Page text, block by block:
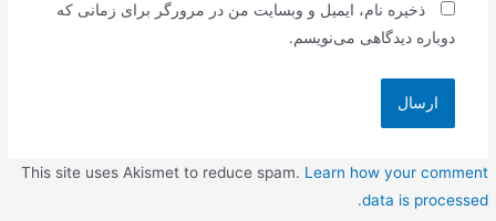
ذخیره نام، ایمیل و وبسایت من در مرورگر برای زمانی که
دوباره دیدگاهی می‌نویسم.
This site uses Akismet to reduce spam. Learn how your comment
data is processed.